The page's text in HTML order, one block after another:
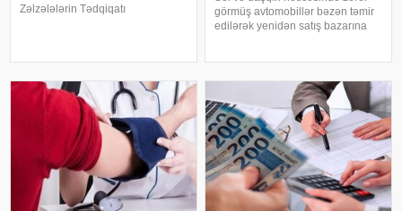
Zəlzələlərin Tədqiqatı
episentri 24 km. dərinlikdə olub.
Məlumat
görmüş avtomobillər bəzən təmir
edilərək yenidən satış bazarına
müəyyən etmək isə alıcılar üçü